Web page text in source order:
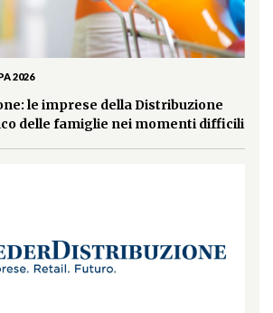
2026
le imprese della Distribuzione
delle famiglie nei momenti difficili